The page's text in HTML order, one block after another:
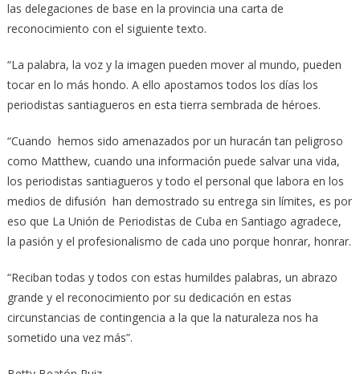
las delegaciones de base en la provincia una carta de
reconocimiento con el siguiente texto.
“La palabra, la voz y la imagen pueden mover al mundo, pueden
tocar en lo más hondo. A ello apostamos todos los días los
periodistas santiagueros en esta tierra sembrada de héroes.
“Cuando hemos sido amenazados por un huracán tan peligroso
como Matthew, cuando una información puede salvar una vida,
los periodistas santiagueros y todo el personal que labora en los
medios de difusión han demostrado su entrega sin límites, es por
eso que La Unión de Periodistas de Cuba en Santiago agradece,
la pasión y el profesionalismo de cada uno porque honrar, honrar.
“Reciban todas y todos con estas humildes palabras, un abrazo
grande y el reconocimiento por su dedicación en estas
circunstancias de contingencia a la que la naturaleza nos ha
sometido una vez más”.